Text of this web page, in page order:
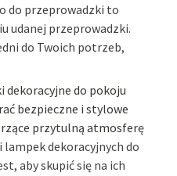
do przeprowadzki to
udanej przeprowadzki.
do Twoich potrzeb,
dekoracyjne do pokoju
bezpieczne i stylowe
przytulną atmosferę
dekoracyjnych do
aby skupić się na ich